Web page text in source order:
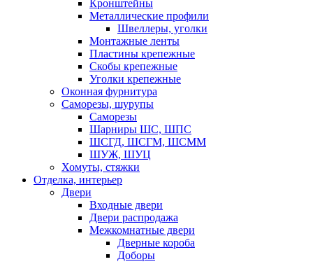
Кронштейны
Металлические профили
Швеллеры, уголки
Монтажные ленты
Пластины крепежные
Скобы крепежные
Уголки крепежные
Оконная фурнитура
Саморезы, шурупы
Саморезы
Шарниры ШС, ШПС
ШСГД, ШСГМ, ШСММ
ШУЖ, ШУЦ
Хомуты, стяжки
Отделка, интерьер
Двери
Входные двери
Двери распродажа
Межкомнатные двери
Дверные короба
Доборы